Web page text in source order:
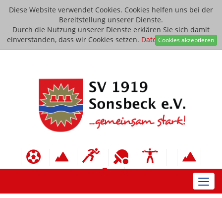
Diese Website verwendet Cookies. Cookies helfen uns bei der
Bereitstellung unserer Dienste.
Durch die Nutzung unserer Dienste erklären Sie sich damit
einverstanden, dass wir Cookies setzen. Datenschutzerklärung
Cookies akzeptieren